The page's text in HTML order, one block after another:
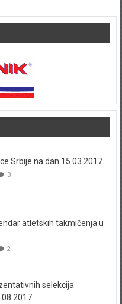
Srbije na dan 15.03.2017.
3
atletskih takmičenja u
2
selekcija